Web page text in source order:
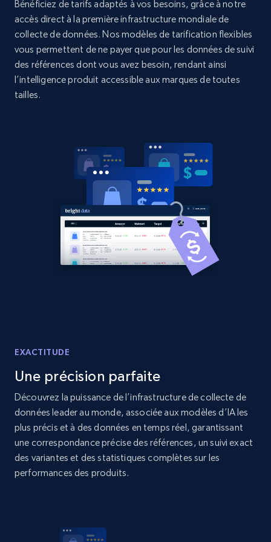
2.1K+ 375+ Commencer
Amazon products global dataset - Collects
products by best sellers category URL
375+ Commencer
Amazon products global dataset - Collect
Amazon products by seller URL
Title, Seller name, Brand, Description, Initial
price, Currency, Availability, Reviews count, and
Amazon products global dataset - Collect
products from Brands URLs
Title, Seller name, Brand, Description, Initial
price, Currency, Availability, Reviews count, and
more.
2.1K+ 375+
Bénéficiez de tarifs adaptés à vos besoins, grâce à notre
accès direct à la première infrastructure mondiale de
collecte de données. Nos modèles de tarification flexibles
vous permettent de ne payer que pour les données de suivi
des références dont vous avez besoin, rendant ainsi
l’intelligence produit accessible aux marques de toutes
tailles.
EXACTITUDE
Une précision parfaite
Découvrez la puissance de l’infrastructure de collecte de
données leader au monde, associée aux modèles d’IA les
plus précis et à des données en temps réel, garantissant
une correspondance précise des références, un suivi exact
des variantes et des statistiques complètes sur les
performances des produits.